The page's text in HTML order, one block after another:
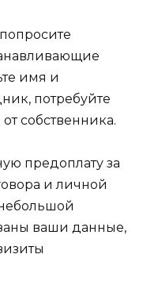
имя и
потребуйте
собственника.
предоплату за
и личной
ваши данные,